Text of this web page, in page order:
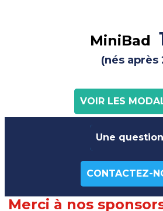
MiniBad
(nés après
VOIR LES
Une
CONTACTEZ-
Merci à nos